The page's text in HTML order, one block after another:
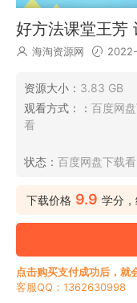
好方法课堂王芳
海淘资源网
资源大小： 3.83 GB
观看方式：： 百度网
看
状态： 百度网盘下载看
下载价格 9.9 学分
点击购买支付成功后，就
客服QQ：1362630998